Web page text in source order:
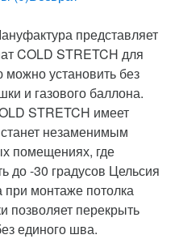
представляет
COLD STRETCH для
установить без
и газового баллона.
STRETCH имеет
незаменимым
помещениях, где
до -30 градусов Цельсия
при монтаже потолка
позволяет перекрыть
единого шва.